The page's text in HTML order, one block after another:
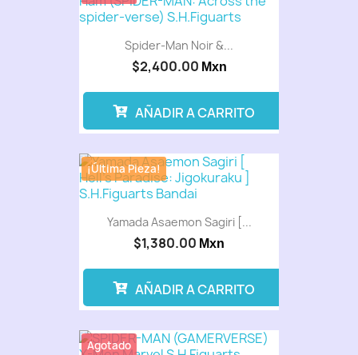
Spider-Man Noir &...
$2,400.00 Mxn
AÑADIR A CARRITO
Yamada Asaemon Sagiri [...
$1,380.00 Mxn
¡Última Pieza!
AÑADIR A CARRITO
Agotado